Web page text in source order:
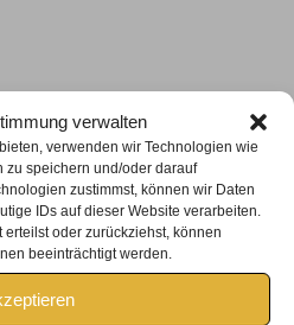
verwalten
verwenden wir Technologien wie
zu speichern und/oder darauf
zustimmst, können wir Daten
IDs auf dieser Website verarbeiten.
erteilst oder zurückziehst, können
beeinträchtigt werden.